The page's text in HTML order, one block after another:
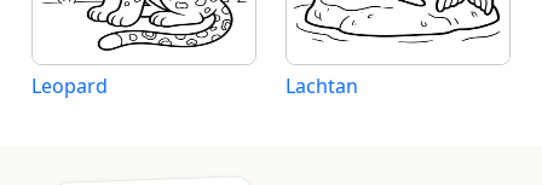
Leopard Lachtan